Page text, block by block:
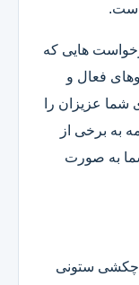
است.
هایی که
فعال و
شما عزیزان را
به برخی از
شما به صورت
چکشی ستونی